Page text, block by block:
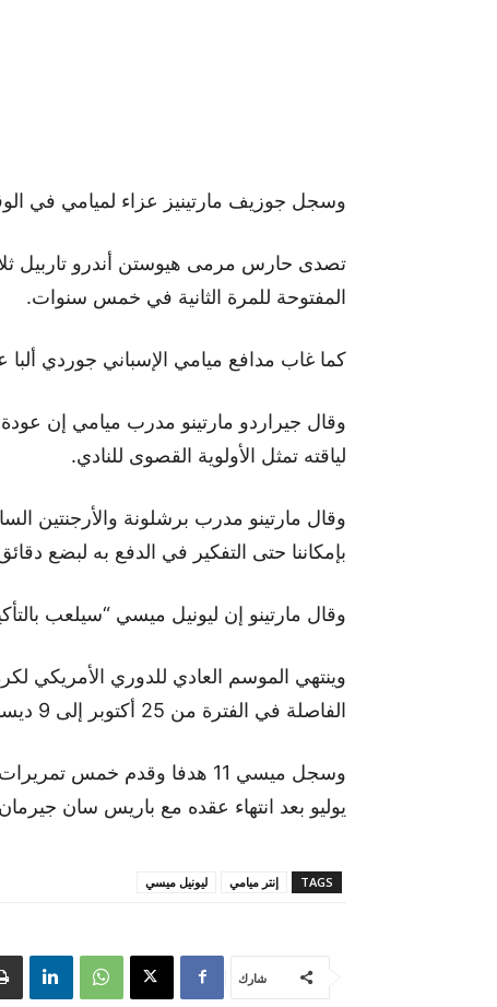
وسجل جوزيف مارتينيز عزاء لميامي في
تصدى حارس مرمى هيوستن أندرو تاربيل
المفتوحة للمرة الثانية في خمس سنوات.
كما غاب مدافع ميامي الإسباني جوردي ألبا
وقال جيراردو مارتينو مدرب ميامي إن
لياقته تمثل الأولوية القصوى للنادي.
وقال مارتينو مدرب برشلونة والأرجنتين
بإمكاننا حتى التفكير في الدفع به لبضع
وقال مارتينو إن ليونيل ميسي “سيلعب
الفاصلة في الفترة من 25 أكتوبر إلى 9 ديسمبر.
وسجل ميسي 11 هدفا وقدم خمس
يوليو بعد انتهاء عقده مع باريس سان
TAGS إنتر ميامي ليونيل ميسي
شارك